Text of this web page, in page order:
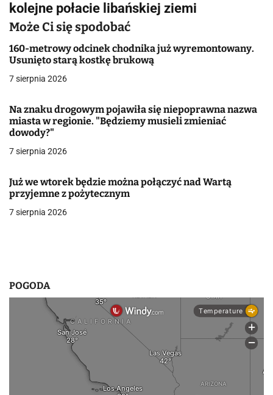
a
c
j
a
w
p
i
u
kolejne połacie libańskiej ziemi
Może Ci się spodobać
160-metrowy odcinek chodnika już wyremontowany.
Usunięto starą kostkę brukową
7 sierpnia 2026
Na znaku drogowym pojawiła się niepoprawna nazwa
miasta w regionie. "Będziemy musieli zmieniać
dowody?"
7 sierpnia 2026
Już we wtorek będzie można połączyć nad Wartą
przyjemne z pożytecznym
7 sierpnia 2026
POGODA